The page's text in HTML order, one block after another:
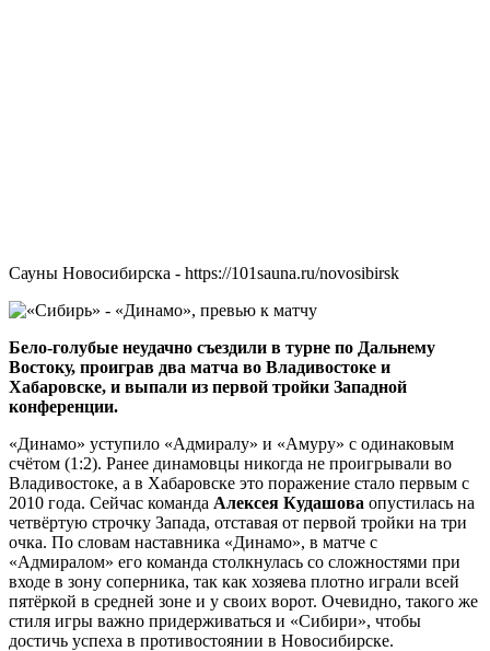
Сауны Новосибирска - https://101sauna.ru/novosibirsk
Бело-голубые неудачно съездили в турне по Дальнему
Востоку, проиграв два матча во Владивостоке и
Хабаровске, и выпали из первой тройки Западной
конференции.
«Динамо» уступило «Адмиралу» и «Амуру» с одинаковым
счётом (1:2). Ранее динамовцы никогда не проигрывали во
Владивостоке, а в Хабаровске это поражение стало первым с
2010 года. Сейчас команда Алексея Кудашова опустилась на
четвёртую строчку Запада, отставая от первой тройки на три
очка. По словам наставника «Динамо», в матче с
«Адмиралом» его команда столкнулась со сложностями при
входе в зону соперника, так как хозяева плотно играли всей
пятёркой в средней зоне и у своих ворот. Очевидно, такого же
стиля игры важно придерживаться и «Сибири», чтобы
достичь успеха в противостоянии в Новосибирске.